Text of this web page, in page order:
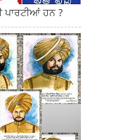
ਪਾਰਟੀਆਂ ਹਨ ?